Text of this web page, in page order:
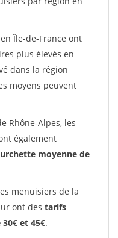
Île-de-France ont
plus élevés en
dans la région
moyens peuvent
Rhône-Alpes, les
également
moyenne de
menuisiers de la
ont des tarifs
et 45€.